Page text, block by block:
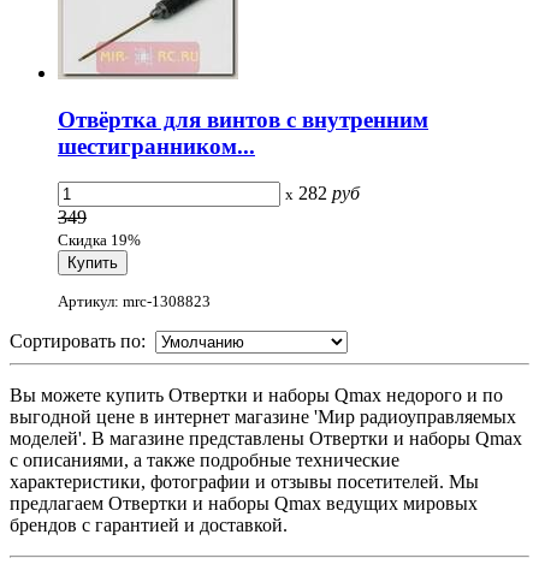
Отвёртка для винтов с внутренним
шестигранником...
x 282 руб
349
Скидка 19%
Артикул: mrc-1308823
Сортировать по:
Вы можете купить Отвертки и наборы Qmax недорого и по
выгодной цене в интернет магазине 'Мир радиоуправляемых
моделей'. В магазине представлены Отвертки и наборы Qmax
с описаниями, а также подробные технические
характеристики, фотографии и отзывы посетителей. Мы
предлагаем Отвертки и наборы Qmax ведущих мировых
брендов с гарантией и доставкой.